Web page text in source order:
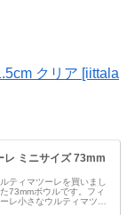
クリア [iittala
レ ミニサイズ 73mm
ティマツーレを買いまし
73mmボウルです。フィ
レ小さなウルティマツー